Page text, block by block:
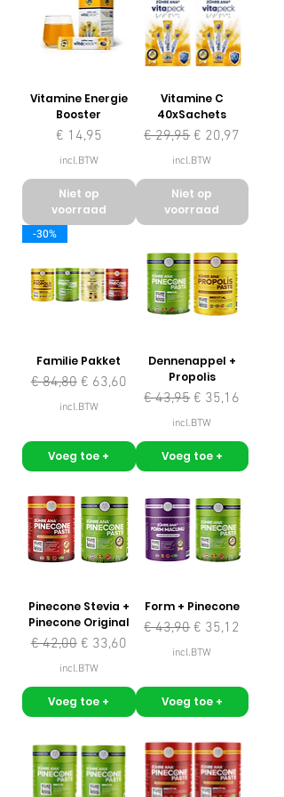
Vitamine Energie
Booster
Prijs
€ 14,95
incl.BTW
Niet op
voorraad
Vitamine C
40xSachets
Normale prijs
€ 29,95 Verkoopprijs
€ 20,97
incl.BTW
Niet op
voorraad
-30%
Familie Pakket
Normale prijs
€ 84,80 Verkoopprijs
€ 63,60
incl.BTW
Voeg toe +
Dennenappel +
Propolis
Normale prijs
€ 43,95 Verkoopprijs
€ 35,16
incl.BTW
Voeg toe +
Pinecone Stevia +
Pinecone Original
Normale prijs
€ 42,00 Verkoopprijs
€ 33,60
incl.BTW
Voeg toe +
Form + Pinecone
Normale prijs
€ 43,90 Verkoopprijs
€ 35,12
incl.BTW
Voeg toe +